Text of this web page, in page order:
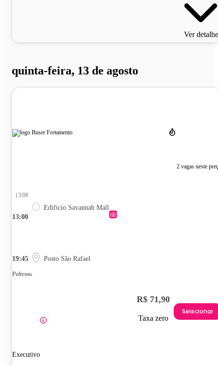
Ver
quinta-feira, 13 de agosto
2 vagas neste
13:00
13/08
Edificio Savannah Mall
19:45 Posto São Rafael
Poltrona
Executivo
R$ 71,90
Taxa zero
Selecionar